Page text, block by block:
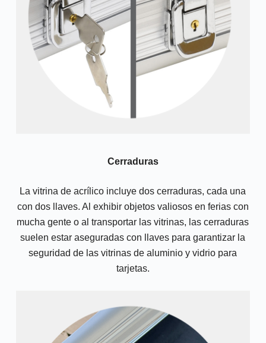
Cerraduras
La vitrina de acrílico incluye dos cerraduras, cada una
con dos llaves. Al exhibir objetos valiosos en ferias con
mucha gente o al transportar las vitrinas, las cerraduras
suelen estar aseguradas con llaves para garantizar la
seguridad de las vitrinas de aluminio y vidrio para
tarjetas.